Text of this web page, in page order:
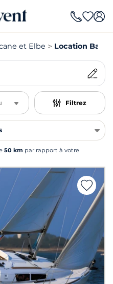
et Elbe Location
Filtrez
50 km par rapport à votre